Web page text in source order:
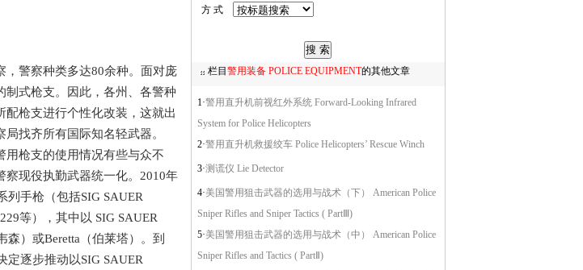
警察种类多达80余种。面对庞
制式枪支。因此，各州、各警种
枪支进行个性化改装，这就出
找齐所有国际知名轻武器。
枪支的使用情况有些与众不
现役执勤武器统一化。2010年
列手枪（包括SIG SAUER
等），其中以 SIG SAUER
森）或Beretta（伯莱塔）。到
定逐步推动以SIG SAUER
方 式
栏目 警用装备 POLICE EQUIPMENT的其他文章
1·警用直升机前视红外系统 Forward-Looking Infrared
System for Police Helicopters
2·警用直升机救援绞车 Police Helicopters’ Rescue Winch
3·测谎仪 Lie Detector
4·美国警用狙击武器的选用与战术（下） American Police
Sniper Rifles and Sniper Tactics ( PartⅢ)
5·美国警用狙击武器的选用与战术（中） American Police
Sniper Rifles and Tactics ( PartⅡ)